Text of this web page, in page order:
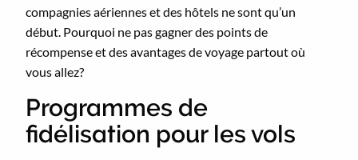
compagnies aériennes et des hôtels ne sont qu’un
début. Pourquoi ne pas gagner des points de
récompense et des avantages de voyage partout où
vous allez?
Programmes de
fidélisation pour les vols